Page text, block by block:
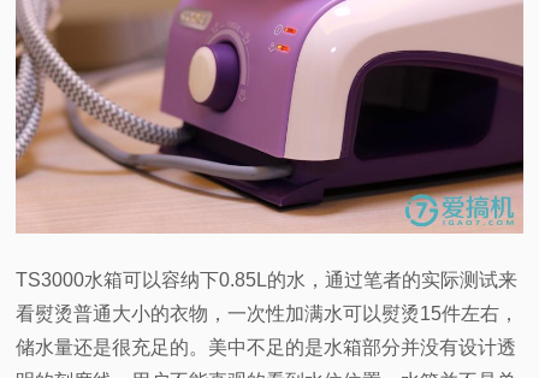
TS3000水箱可以容纳下0.85L的水，通过笔者的实际测试来
看熨烫普通大小的衣物，一次性加满水可以熨烫15件左右，
储水量还是很充足的。美中不足的是水箱部分并没有设计透